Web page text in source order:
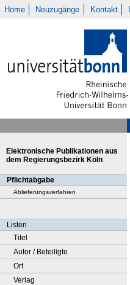
Home Neuzugänge Kontakt
Elektronische Publikationen aus
dem Regierungsbezirk Köln
Pflichtabgabe
Ablieferungsverfahren
Listen
Titel
Autor / Beteiligte
Ort
Verlag